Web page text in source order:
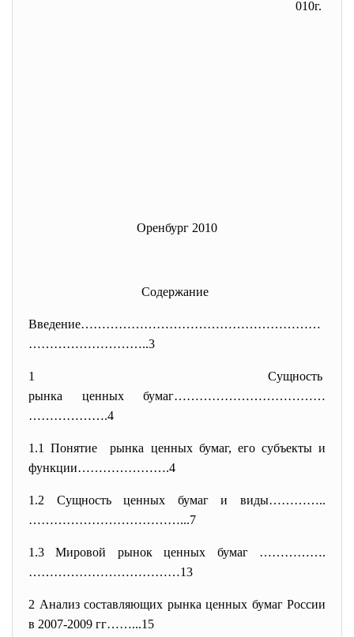
010г.
Оренбург 2010
Содержание
Введение…………………………………………………
………………………..3
1 Сущность
рынка ценных бумаг………………………………
……………….4
1.1 Понятие рынка ценных бумаг, его субъекты и
функции………………….4
1.2 Сущность ценных бумаг и виды…………..
………………………………...7
1.3
Мировой рынок ценных бумаг …………….
………………………………13
2 Анализ составляющих рынка ценных бумаг России
в 2007-2009 гг……...15